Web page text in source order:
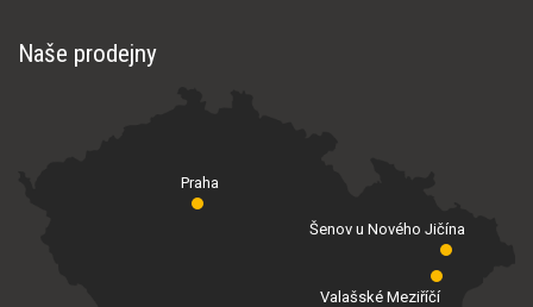
Naše prodejny
Praha
Valašské Meziříčí
Šenov u Nového Jičína